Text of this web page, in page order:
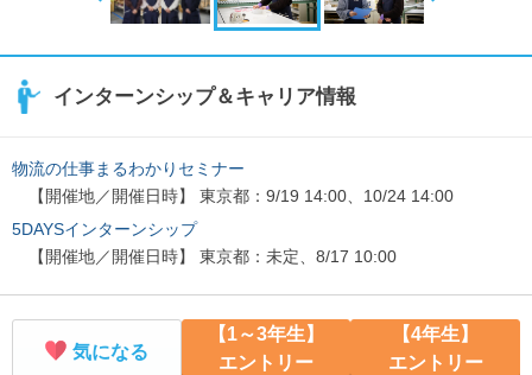
インターンシップ＆キャリア情報
物流の仕事まるわかりセミナー
【開催地／開催日時】 東京都：9/19 14:00、10/24 14:00
5DAYSインターンシップ
【開催地／開催日時】 東京都：未定、8/17 10:00
気になる
【1～3年生】
エントリー
【4年生】
エントリー